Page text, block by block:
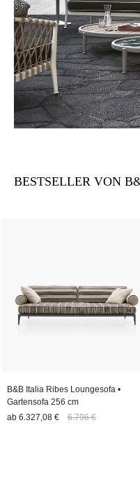
BESTSELLER VON
B&B Italia Ribes Loungesofa •
Gartensofa 256 cm
ab 6.327,08 € 6.796 €